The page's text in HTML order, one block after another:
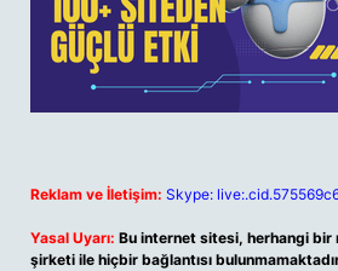
Reklam ve İletişim: Skype:
Yasal Uyarı: Bu internet sitesi, herhangi bir
şirketi ile hiçbir bağlantısı